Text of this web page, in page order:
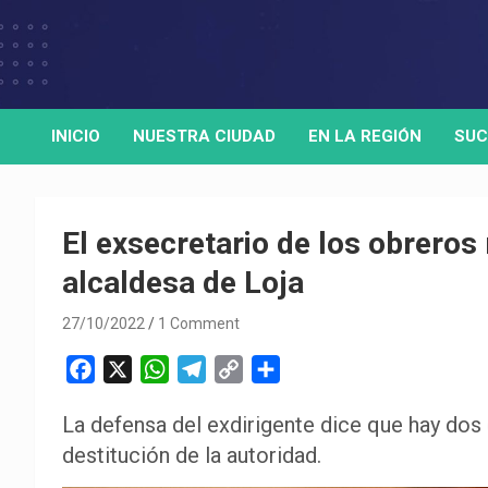
to
HORA32
Medio de comunicación digital
INICIO NUESTRA CIUDAD EN LA REGIÓN
El exsecretario de los
alcaldesa de Loja
27/10/2022 1 Comment
c
e
b
W
a
s
l
e
g
p
y
L
m
p
a
La defensa del exdirigente dice que hay
destitución de la autoridad.